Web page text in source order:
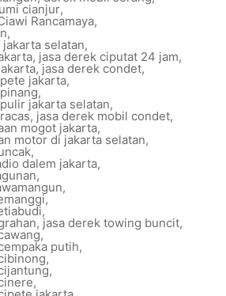
cianjur,
Rancamaya,
,
selatan,
, jasa derek ciputat 24 jam,
,jasa derek condet,
jakarta,
,
jakarta selatan,
, jasa derek mobil condet,
mogot jakarta,
motor di jakarta selatan,
,
dalem jakarta,
,
,
,
,
, jasa derek towing buncit,
,
putih,
,
,
,